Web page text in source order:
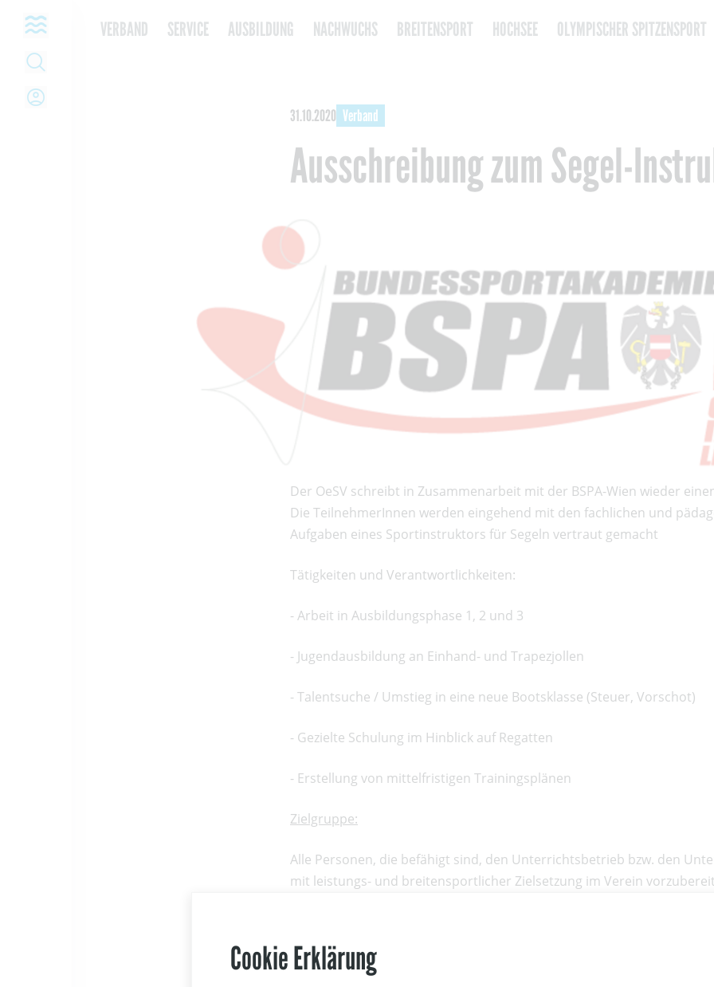
VERBAND SERVICE AUSBILDUNG NACHWUCHS BREITENSPORT HOCHSEE OLYMPISCHER SPITZENSPORT
31.10.2020 Verband
Ausschreibung zum Segel-
Der OeSV schreibt in Zusammenarbeit mit der BSPA-Wien wieder
Die TeilnehmerInnen werden eingehend mit den fachlichen und
Aufgaben eines Sportinstruktors für Segeln vertraut gemacht
Tätigkeiten und Verantwortlichkeiten:
- Arbeit in Ausbildungsphase 1, 2 und 3
- Jugendausbildung an Einhand- und Trapezjollen
- Talentsuche / Umstieg in eine neue Bootsklasse (Steuer, Vorschot)
- Gezielte Schulung im Hinblick auf Regatten
- Erstellung von mittelfristigen Trainingsplänen
Zielgruppe:
Alle Personen, die befähigt sind, den Unterrichtsbetrieb bzw. den
mit leistungs- und breitensportlicher Zielsetzung im Verein
Die Ausbildung wird in 4 Modulen durchgeführt, in denen allgemeine
Cookie Erklärung